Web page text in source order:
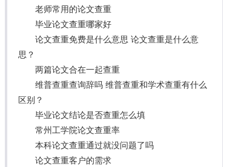
老师常用的论文查重
毕业论文查重哪家好
论文查重免费是什么意思 论文查重是什么意
思？
两篇论文合在一起查重
维普查重查询辞吗 维普查重和学术查重有什么
区别？
毕业论文结论是否查重怎么填
常州工学院论文查重率
本科论文查重通过就没问题了吗
论文查重客户的需求